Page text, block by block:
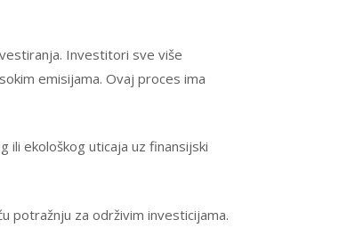
Investitori sve više
emisijama. Ovaj proces ima
ili ekološkog uticaja uz finansijski
potražnju za održivim investicijama.